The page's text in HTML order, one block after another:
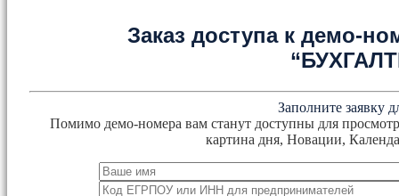
Заказ доступа к демо-
Заполните заявку
Помимо демо-номера вам станут доступны для
картина дня, Новации,